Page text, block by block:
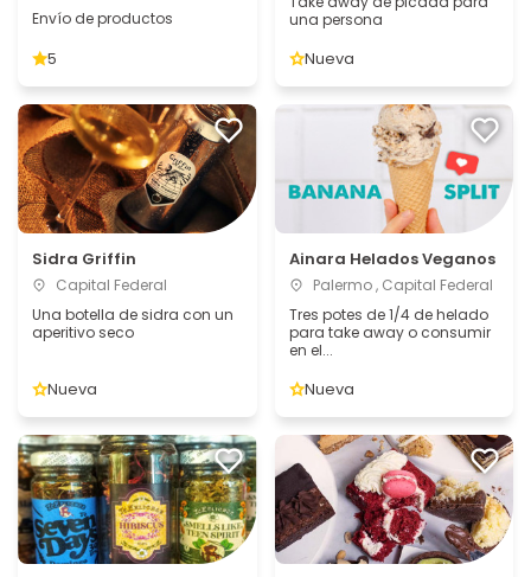
Envío de productos
5
una persona
Nueva
Sidra Griffin
Capital Federal
Una botella de sidra con un
aperitivo seco
Nueva
Ainara Helados Veganos
Palermo , Capital Federal
Tres potes de 1/4 de helado
para take away o consumir
en el...
Nueva